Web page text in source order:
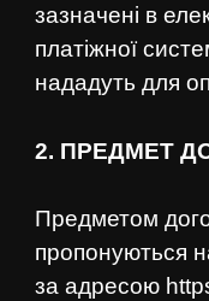
зазначені в
платіжної
нададуть для
2. ПРЕДМЕТ
Предметом
пропонуються
за адресою